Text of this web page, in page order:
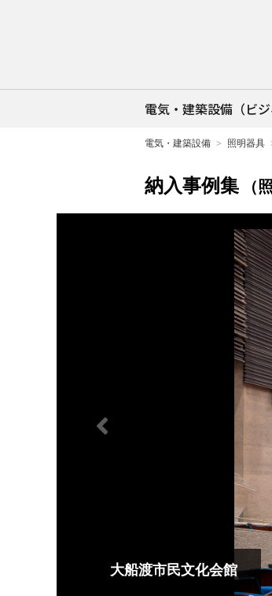
電気・建築設備（ビジ
電気・建築設備 照明器具
納入事例集 （
大船渡市民文化会館